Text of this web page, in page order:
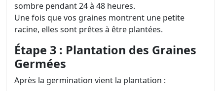
sombre pendant 24 à 48 heures.
Une fois que vos graines montrent une petite
racine, elles sont prêtes à être plantées.
Étape 3 : Plantation des Graines
Germées
Après la germination vient la plantation :